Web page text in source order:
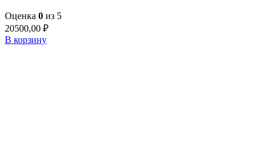
Оценка 0 из 5
20500,00 ₽
В корзину